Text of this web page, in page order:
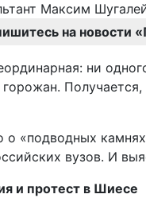
на новости
ни
о «подводных
вузов. И
и протест в Шиесе